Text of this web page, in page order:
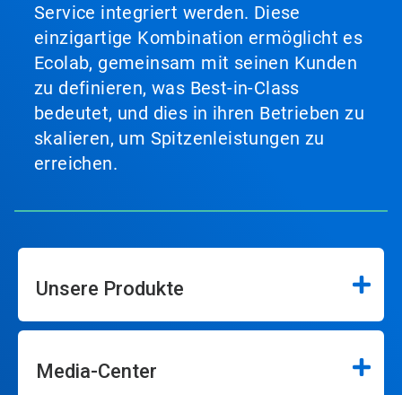
Service integriert werden. Diese
einzigartige Kombination ermöglicht es
Ecolab, gemeinsam mit seinen Kunden
zu definieren, was Best-in-Class
bedeutet, und dies in ihren Betrieben zu
skalieren, um Spitzenleistungen zu
erreichen.
Unsere Produkte
Media-Center